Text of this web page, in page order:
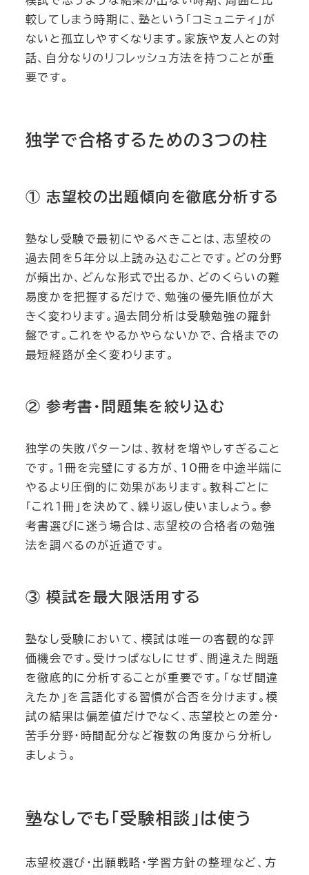
較してしまう時期に、塾という「コミュニティ」が
ないと孤立しやすくなります。家族や友人との対
話、自分なりのリフレッシュ方法を持つことが重
要です。
独学で合格するための3つの柱
① 志望校の出題傾向を徹底分析する
塾なし受験で最初にやるべきことは、志望校の
過去問を5年分以上読み込むことです。どの分野
が頻出か、どんな形式で出るか、どのくらいの難
易度かを把握するだけで、勉強の優先順位が大
きく変わります。過去問分析は受験勉強の羅針
盤です。これをやるかやらないかで、合格までの
最短経路が全く変わります。
② 参考書・問題集を絞り込む
独学の失敗パターンは、教材を増やしすぎること
です。1冊を完璧にする方が、10冊を中途半端に
やるより圧倒的に効果があります。教科ごとに
「これ1冊」を決めて、繰り返し使いましょう。参
考書選びに迷う場合は、志望校の合格者の勉強
法を調べるのが近道です。
③ 模試を最大限活用する
塾なし受験において、模試は唯一の客観的な評
価機会です。受けっぱなしにせず、間違えた問題
を徹底的に分析することが重要です。「なぜ間違
えたか」を言語化する習慣が合否を分けます。模
試の結果は偏差値だけでなく、志望校との差分・
苦手分野・時間配分など複数の角度から分析し
ましょう。
塾なしでも「受験相談」は使う
志望校選び・出願戦略・学習方針の整理など、方